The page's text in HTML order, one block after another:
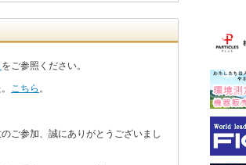
をご参照ください。
こちら 。
ご参加、誠にありがとうございまし